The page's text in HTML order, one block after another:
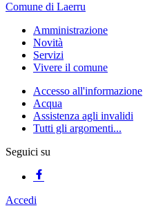
Comune di Laerru
Amministrazione
Novità
Servizi
Vivere il comune
Accesso all'informazione
Acqua
Assistenza agli invalidi
Tutti gli argomenti...
Seguici su
Accedi